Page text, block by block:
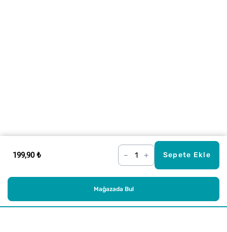
199,90 ₺ – + Sepete Ekle
Mağazada Bul